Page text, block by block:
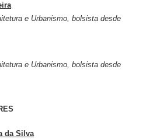
e Urbanismo, bolsista desde
e Urbanismo, bolsista desde
da Silva